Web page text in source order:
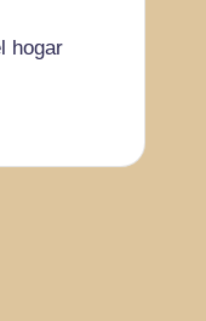
hogar